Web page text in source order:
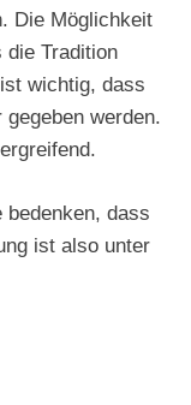
Die Möglichkeit
die Tradition
wichtig, dass
werden.
bedenken, dass
ist also unter